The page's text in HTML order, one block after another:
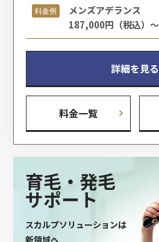
料金例
メンズアデランス
187,000円（税込）～
詳細を見る
料金一覧
育毛・ 発毛
サポート
スカルプソリューションは
新領域へ